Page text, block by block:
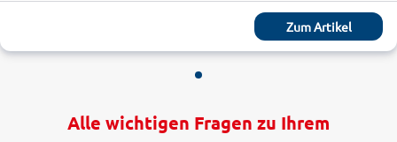
Zum Artikel
Alle wichtigen Fragen zu Ihrem